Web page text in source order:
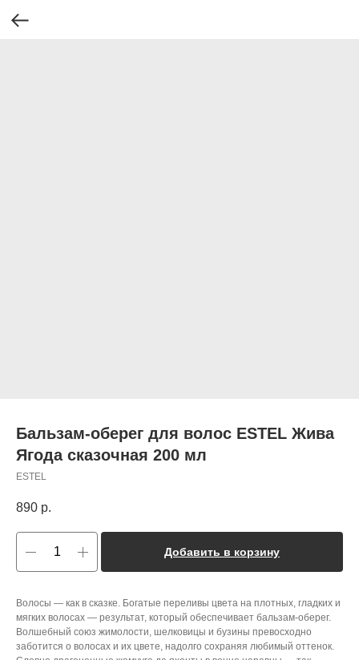
Бальзам-оберег для волос ESTEL Жива
Ягода сказочная 200 мл
ESTEL
890 р.
Добавить в корзину
Волосы — как в сказке. Богатые переливы цвета на плотных, гладких и
мягких волосах — результат, который обеспечивает бальзам-оберег.
Волшебный союз жимолости, шелковицы и бузины превосходно
заботится о волосах и их цвете, надолго сохраняя любимый оттенок.